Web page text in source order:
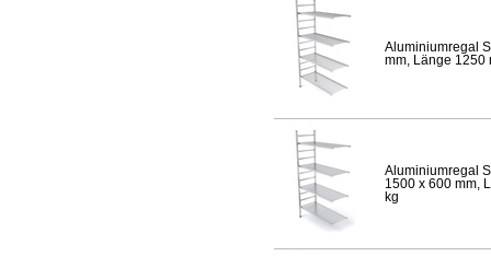
Aluminiumregal
mm, Länge 1250
Aluminiumregal
1500 x 600 mm,
kg